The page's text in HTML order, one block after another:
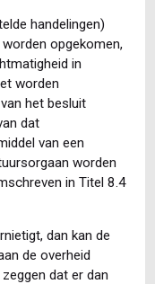
handelingen)
opgekomen,
in
worden
het besluit
dat
van een
worden
in Titel 8.4
dan kan de
de overheid
dat er dan